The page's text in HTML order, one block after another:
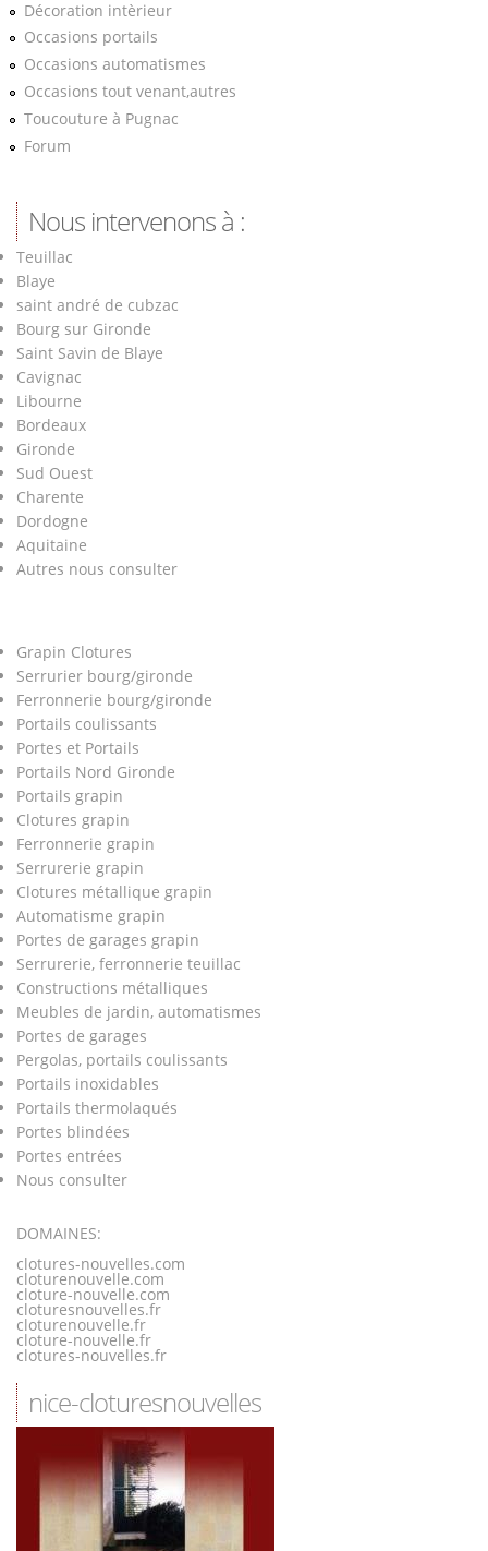
Décoration intèrieur
Occasions portails
Occasions automatismes
Occasions tout venant,autres
Toucouture à Pugnac
Forum
Nous intervenons à :
Teuillac
Blaye
saint andré de cubzac
Bourg sur Gironde
Saint Savin de Blaye
Cavignac
Libourne
Bordeaux
Gironde
Sud Ouest
Charente
Dordogne
Aquitaine
Autres nous consulter
Grapin Clotures
Serrurier bourg/gironde
Ferronnerie bourg/gironde
Portails coulissants
Portes et Portails
Portails Nord Gironde
Portails grapin
Clotures grapin
Ferronnerie grapin
Serrurerie grapin
Clotures métallique grapin
Automatisme grapin
Portes de garages grapin
Serrurerie, ferronnerie teuillac
Constructions métalliques
Meubles de jardin, automatismes
Portes de garages
Pergolas, portails coulissants
Portails inoxidables
Portails thermolaqués
Portes blindées
Portes entrées
Nous consulter
DOMAINES:
clotures-nouvelles.com
cloturenouvelle.com
cloture-nouvelle.com
cloturesnouvelles.fr
cloturenouvelle.fr
cloture-nouvelle.fr
clotures-nouvelles.fr
nice-cloturesnouvelles